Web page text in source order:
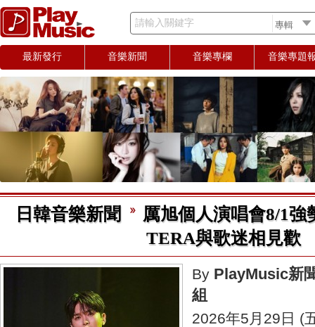
請輸入關鍵字
最新發行 音樂新聞 音樂專欄 音樂專題
日韓音樂新聞
厲旭個人演唱會8/1強
TERA與歌迷相見歡
By PlayMusic新
組
2026年5月29日 (